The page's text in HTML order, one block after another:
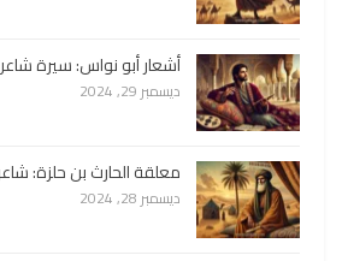
أشعار أبو نواس: سيرة شاعر
ديسمبر 29, 2024
معلقة الحارث بن حلزة:
ديسمبر 28, 2024